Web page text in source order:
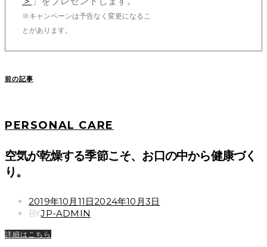
※キャンペーンは予告なく変更になるこ
とがあります。
前の記事
PERSONAL CARE
空気が乾燥する季節こそ、お口の中から健康づく
り。
POSTED
ON
2019年10月11日2024年10月3日
BYJP-ADMIN
詳細はこちら